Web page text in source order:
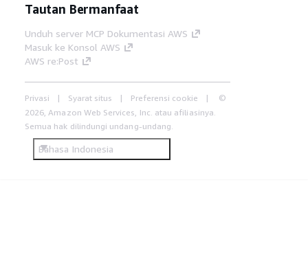
Tautan Bermanfaat
Unduh server MCP Dokumentasi AWS
Masuk ke Konsol AWS
AWS re:Post
Privasi Syarat situs Preferensi cookie
©
2026, Amazon Web Services, Inc. atau afiliasinya.
Semua hak dilindungi undang-undang.
Bahasa Indonesia